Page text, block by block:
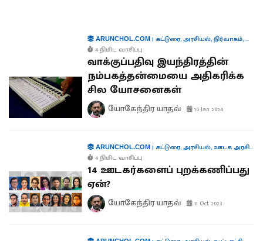
ARUNCHOL.COM| கட்டுரை,அரசியல்,நிர்வாகம்,
4 நிமிட வாசிப்பு
வாக்குப்பதிவு இயந்திரத்தின்
நம்பகத்தன்மையை அதிகரிக்க
சில யோசனைகள்
யோகேந்திர யாதவ் 10 Jan 2024
ARUNCHOL.COM| கட்டுரை,அரசியல், ஊடக அரசியல்
4 நிமிட வாசிப்பு
14 ஊடகர்களைப் புறக்கணிப்பது
ஏன்?
யோகேந்திர யாதவ் 11 Oct 2023